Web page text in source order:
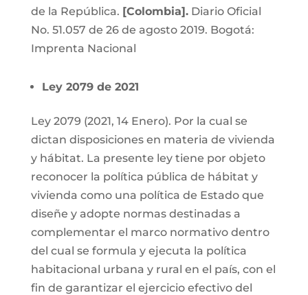
de la República. [Colombia].Diario Oficial
No. 51.057 de 26 de agosto 2019. Bogotá:
Imprenta Nacional
Ley 2079 de 2021
Ley 2079 (2021, 14 Enero). Por la cual se
dictan disposiciones en materia de vivienda
y hábitat. La presente ley tiene por objeto
reconocer la política pública de hábitat y
vivienda como una política de Estado que
diseñe y adopte normas destinadas a
complementar el marco normativo dentro
del cual se formula y ejecuta la política
habitacional urbana y rural en el país, con el
fin de garantizar el ejercicio efectivo del